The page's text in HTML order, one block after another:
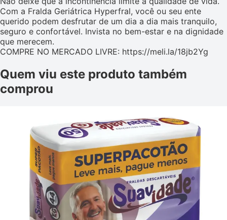
Com a Fralda Geriátrica Hyperfral, você ou seu ente
querido podem desfrutar de um dia a dia mais tranquilo,
seguro e confortável. Invista no bem-estar e na dignidade
que merecem.
COMPRE NO MERCADO LIVRE: https://meli.la/18jb2Yg
Quem viu este produto também
comprou